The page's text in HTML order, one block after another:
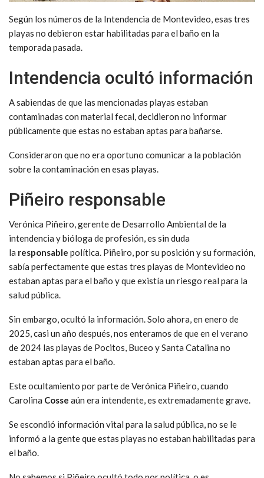
Según los números de la Intendencia de Montevideo, esas tres
playas no debieron estar habilitadas para el baño en la
temporada pasada.
Intendencia ocultó información
A sabiendas de que las mencionadas playas estaban
contaminadas con material fecal, decidieron no informar
públicamente que estas no estaban aptas para bañarse.
Consideraron que no era oportuno comunicar a la población
sobre la contaminación en esas playas.
Piñeiro responsable
Verónica Piñeiro, gerente de Desarrollo Ambiental de la
intendencia y bióloga de profesión, es sin duda
la responsable política. Piñeiro, por su posición y su formación,
sabía perfectamente que estas tres playas de Montevideo no
estaban aptas para el baño y que existía un riesgo real para la
salud pública.
Sin embargo, ocultó la información. Solo ahora, en enero de
2025, casi un año después, nos enteramos de que en el verano
de 2024 las playas de Pocitos, Buceo y Santa Catalina no
estaban aptas para el baño.
Este ocultamiento por parte de Verónica Piñeiro, cuando
Carolina Cosse aún era intendente, es extremadamente grave.
Se escondió información vital para la salud pública, no se le
informó a la gente que estas playas no estaban habilitadas para
el baño.